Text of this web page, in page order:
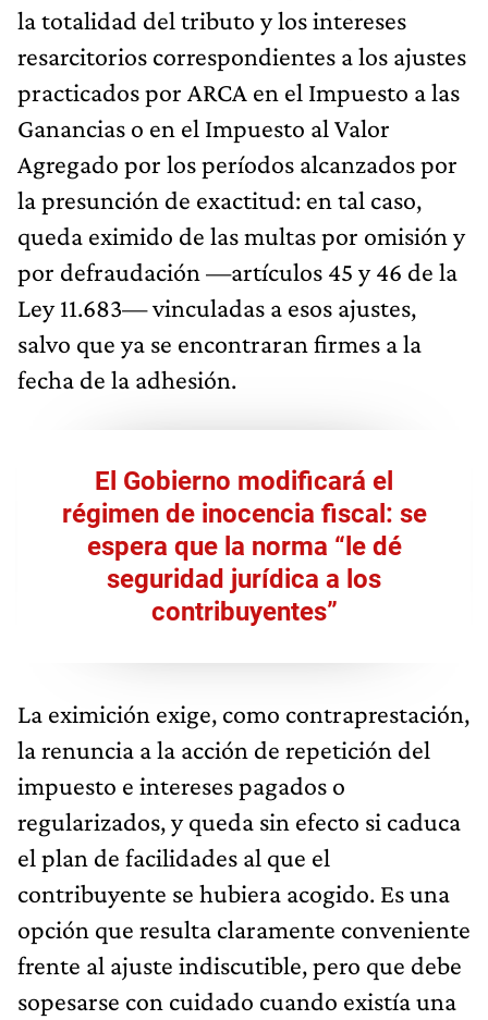
la totalidad del tributo y los intereses
resarcitorios correspondientes a los ajustes
practicados por ARCA en el Impuesto a las
Ganancias o en el Impuesto al Valor
Agregado por los períodos alcanzados por
la presunción de exactitud: en tal caso,
queda eximido de las multas por omisión y
por defraudación —artículos 45 y 46 de la
Ley 11.683— vinculadas a esos ajustes,
salvo que ya se encontraran firmes a la
fecha de la adhesión.
El Gobierno modificará el
régimen de inocencia fiscal: se
espera que la norma “le dé
seguridad jurídica a los
contribuyentes”
La eximición exige, como contraprestación,
la renuncia a la acción de repetición del
impuesto e intereses pagados o
regularizados, y queda sin efecto si caduca
el plan de facilidades al que el
contribuyente se hubiera acogido. Es una
opción que resulta claramente conveniente
frente al ajuste indiscutible, pero que debe
sopesarse con cuidado cuando existía una